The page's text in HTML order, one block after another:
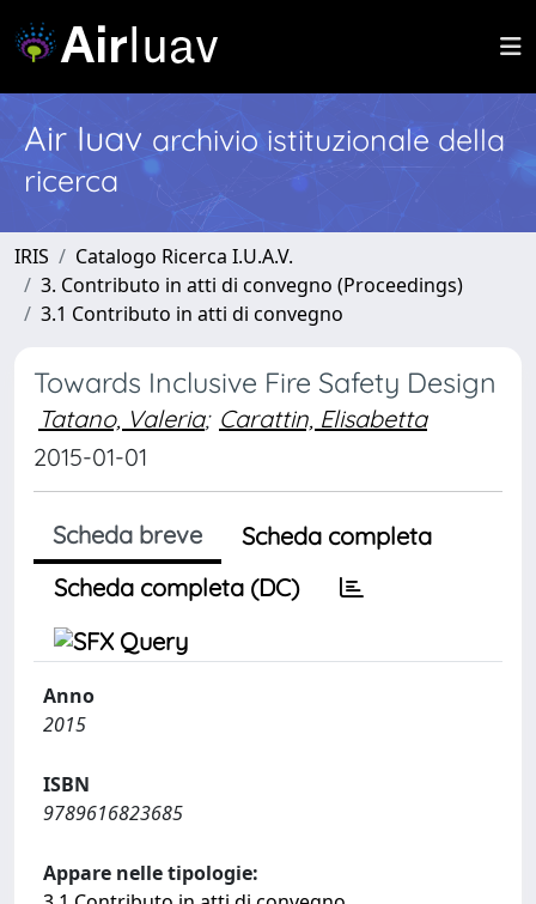
Air Iuav archivio istituzionale della
ricerca
IRIS
Catalogo Ricerca I.U.A.V.
3. Contributo in atti di convegno (Proceedings)
3.1 Contributo in atti di convegno
Towards Inclusive Fire Safety Design
Tatano, Valeria; Carattin, Elisabetta
2015-01-01
Scheda breve
Scheda completa
Scheda completa (DC)
Anno
2015
ISBN
9789616823685
Appare nelle tipologie: